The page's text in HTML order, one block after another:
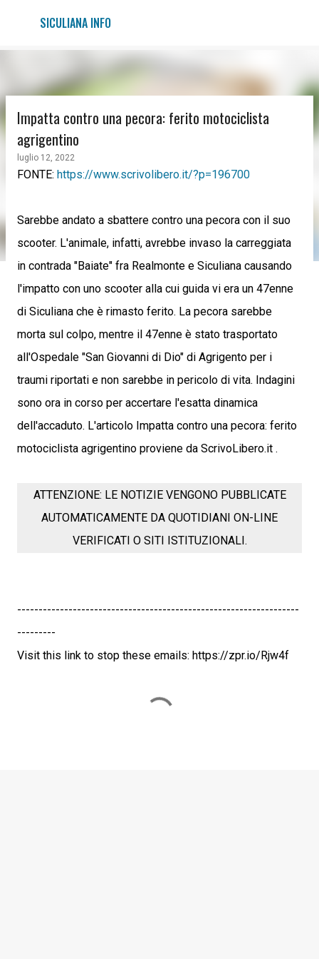
Passa ai contenuti principali
SICULIANA INFO
Impatta contro una pecora: ferito motociclista
agrigentino
luglio 12, 2022
FONTE: https://www.scrivolibero.it/?p=196700
Sarebbe andato a sbattere contro una pecora con il suo
scooter. L'animale, infatti, avrebbe invaso la carreggiata
in contrada "Baiate" fra Realmonte e Siculiana causando
l'impatto con uno scooter alla cui guida vi era un 47enne
di Siculiana che è rimasto ferito. La pecora sarebbe
morta sul colpo, mentre il 47enne è stato trasportato
all'Ospedale "San Giovanni di Dio" di Agrigento per i
traumi riportati e non sarebbe in pericolo di vita. Indagini
sono ora in corso per accertare l'esatta dinamica
dell'accaduto. L'articolo Impatta contro una pecora: ferito
motociclista agrigentino proviene da ScrivoLibero.it .
ATTENZIONE: LE NOTIZIE VENGONO PUBBLICATE
AUTOMATICAMENTE DA QUOTIDIANI ON-LINE
VERIFICATI O SITI ISTITUZIONALI.
------------------------------------------------------------------
---------
Visit this link to stop these emails: https://zpr.io/Rjw4f